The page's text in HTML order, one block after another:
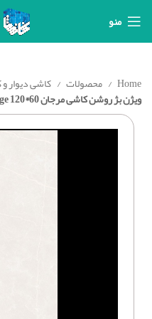
منو
Home محصولات کاشی
ویژن بژ روشن کاشی مرجان 60*120 Vision Light Beige